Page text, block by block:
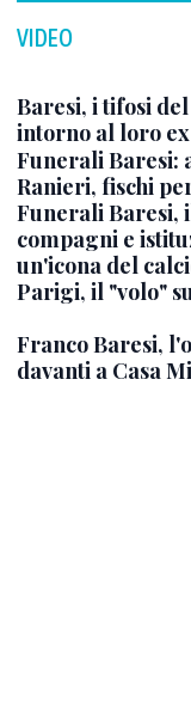
VIDEO
Baresi, i tifosi
intorno al loro
Funerali Baresi:
Ranieri, fischi
Funerali Baresi,
compagni e
un'icona del
Parigi, il "volo"
Franco Baresi,
davanti a Casa